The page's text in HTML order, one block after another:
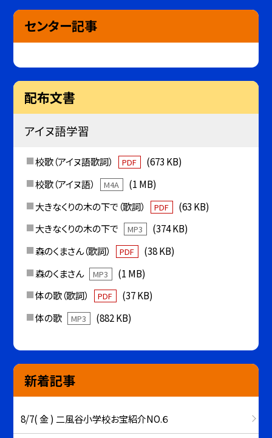
センター記事
配布文書
アイヌ語学習
校歌（アイヌ語歌詞） PDF
(673 KB)
校歌（アイヌ語）
M4A
(1 MB)
大きなくりの木の下で（歌詞）
PDF
(63 KB)
大きなくりの木の下で
MP3
(374 KB)
森のくまさん（歌詞）
PDF
(38 KB)
森のくまさん
MP3
(1 MB)
体の歌（歌詞）
PDF
(37 KB)
体の歌
MP3 (882 KB)
新着記事
8/7( 金 ) 二風谷小学校お宝紹介NO.６